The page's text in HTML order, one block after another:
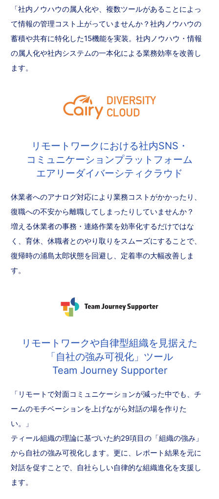
「社内ノウハウの属人化や、複数ツールがあることによっ
て情報の管理コスト上がっていませんか？社内ノウハウの
蓄積や共有に特化した15機能を実装。社内ノウハウ・情報
の属人化や社内システムの一本化による業務効率を改善し
ます。
リモートワークにおける社内SNS・
コミュニケーションプラットフォーム
エアリーダイバーシティクラウド
休業者へのアナログ対応により業務コストがかかったり、
復職への不安から離職してしまったりしていませんか？
増える休業者の事務・連絡作業を効率化するだけではな
く、育休、休職者とのやり取りをスムーズにすることで、
復帰時の浦島太郎状態を回避し、定着率の大幅改善しま
す。
リモートワークや自律型組織を見据えた
「自社の強み可視化」ツール
Team Journey Supporter
「リモートで対面コミュニケーションが減った中でも、チ
ームのモチベーションを上げながら対話の場を作りた
い。」
ティール組織の理論に基づいた約29項目の「組織の強み」
から自社の強み可視化します。更に、レポート結果を元に
対話を促すことで、自社らしい自律的な組織進化を支援し
ます。